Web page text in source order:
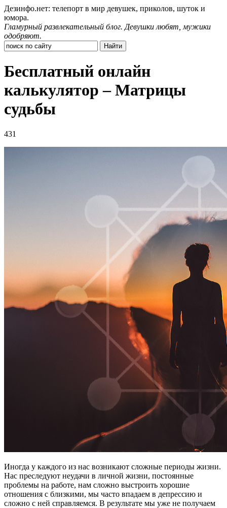
Дезинфо.нет: телепорт в мир девушек, приколов, шуток и
юмора.
Гламурный развлекательный блог. Девушки любят, мужики
одобряют.
Бесплатный онлайн
калькулятор – Матрицы
судьбы
431
Иногда у каждого из нас возникают сложные периоды жизни.
Нас преследуют неудачи в личной жизни, постоянные
проблемы на работе, нам сложно выстроить хорошие
отношения с близкими, мы часто впадаем в депрессию и
сложно с ней справляемся. В результате мы уже не получаем